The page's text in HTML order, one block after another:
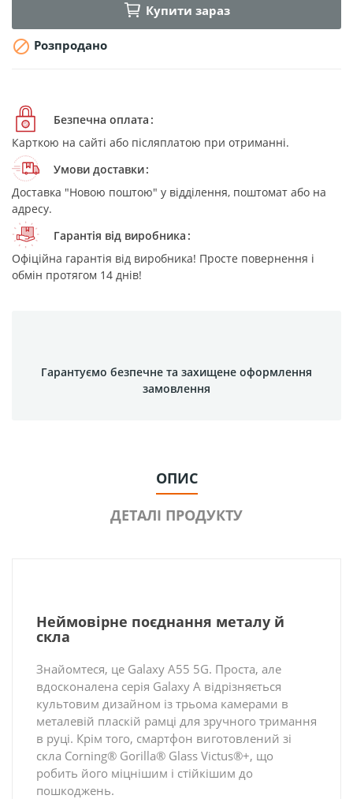
Купити зараз
 Розпродано
Безпечна оплата
Карткою на сайті або післяплатою при отриманні.
Умови доставки
Доставка "Новою поштою" у відділення, поштомат або на
адресу.
Гарантія від виробника
Офіційна гарантія від виробника! Просте повернення і
обмін протягом 14 днів!
Гарантуємо безпечне та захищене оформлення
замовлення
ОПИС
ДЕТАЛІ ПРОДУКТУ
Неймовірне поєднання металу й
скла
Знайомтеся, це Galaxy A55 5G. Проста, але
вдосконалена серія Galaxy A відрізняється
культовим дизайном із трьома камерами в
металевій пласкій рамці для зручного тримання
в руці. Крім того, смартфон виготовлений зі
скла Corning® Gorilla® Glass Victus®+, що
робить його міцнішим і стійкішим до
пошкоджень.